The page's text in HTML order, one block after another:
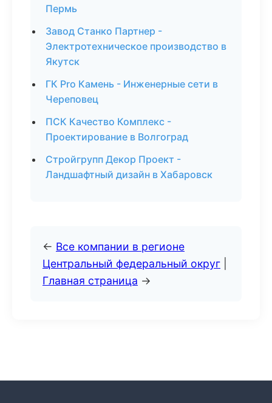
Пермь
Завод Станко Партнер -
Электротехническое производство в
Якутск
ГК Pro Камень - Инженерные сети в
Череповец
ПСК Качество Комплекс -
Проектирование в Волгоград
Стройгрупп Декор Проект -
Ландшафтный дизайн в Хабаровск
← Все компании в регионе
Центральный федеральный округ
Главная страница →